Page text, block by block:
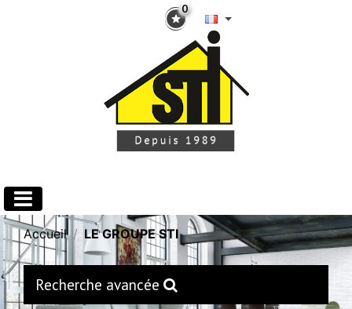
0
Accueil LE GROUPE STI
Recherche avancée